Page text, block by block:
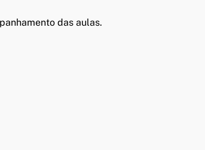
das aulas.